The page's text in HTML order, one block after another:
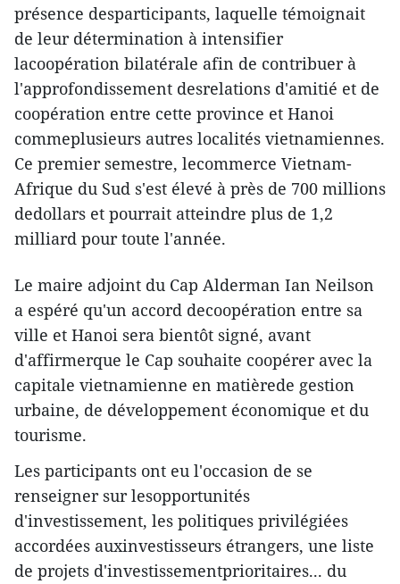
présence desparticipants, laquelle témoignait
de leur détermination à intensifier
lacoopération bilatérale afin de contribuer à
l'approfondissement desrelations d'amitié et de
coopération entre cette province et Hanoi
commeplusieurs autres localités vietnamiennes.
Ce premier semestre, lecommerce Vietnam-
Afrique du Sud s'est élevé à près de 700 millions
dedollars et pourrait atteindre plus de 1,2
milliard pour toute l'année.
Le maire adjoint du Cap Alderman Ian Neilson
a espéré qu'un accord decoopération entre sa
ville et Hanoi sera bientôt signé, avant
d'affirmerque le Cap souhaite coopérer avec la
capitale vietnamienne en matièrede gestion
urbaine, de développement économique et du
tourisme.
Les participants ont eu l'occasion de se
renseigner sur lesopportunités
d'investissement, les politiques privilégiées
accordées auxinvestisseurs étrangers, une liste
de projets d'investissementprioritaires... du